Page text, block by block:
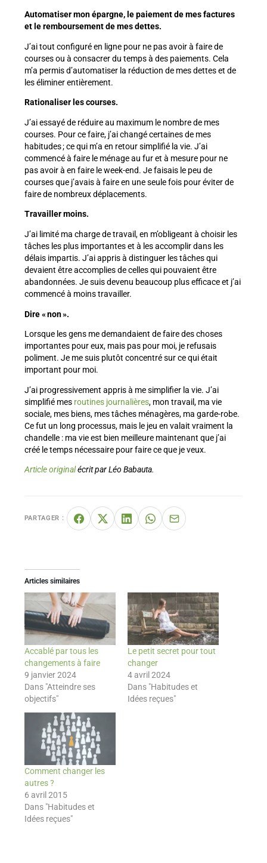
Automatiser mon épargne, le paiement de mes factures
et le remboursement de mes dettes.
J’ai tout configuré en ligne pour ne pas avoir à faire de
courses ou à consacrer du temps à des paiements. Cela
m’a permis d’automatiser la réduction de mes dettes et de
les éliminer entièrement.
Rationaliser les courses.
J’ai essayé de réduire au maximum le nombre de mes
courses. Pour ce faire, j’ai changé certaines de mes
habitudes ; ce qui m’a en retour simplifié la vie. J’ai
commencé à faire le ménage au fur et à mesure pour ne
pas avoir à en faire le week-end. Je faisais le peu de
courses que j’avais à faire en une seule fois pour éviter de
faire de nombreux déplacements.
Travailler moins.
J’ai limité ma charge de travail, en m’obligeant à choisir les
tâches les plus importantes et à les accomplir dans les
délais impartis. J’ai appris à distinguer les tâches qui
devaient être accomplies de celles qui pouvaient être
abandonnées. Je suis devenu beaucoup plus efficace et j’ai
commencé à moins travailler.
Dire « non ».
Lorsque les gens me demandaient de faire des choses
importantes pour eux, mais pas pour moi, je refusais
poliment. Je me suis plutôt concentré sur ce qui était
important pour moi.
J’ai progressivement appris à me simplifier la vie. J’ai
simplifié mes routines journalières, mon travail, ma vie
sociale, mes biens, mes tâches ménagères, ma garde-robe.
Ce fut un long processus, mais le jeu en valait vraiment la
chandelle : ma vie est bien meilleure maintenant que j’ai
créé le temps nécessaire pour faire ce que je veux.
Article originalécrit par Léo Babauta.
PARTAGER :
Articles similaires
Accablé par tous les
changements à faire
9 janvier 2024
Dans "Atteindre ses
objectifs"
Le petit secret pour tout
changer
4 avril 2024
Dans "Habitudes et
Idées reçues"
Comment changer les
autres ?
6 avril 2015
Dans "Habitudes et
Idées reçues"